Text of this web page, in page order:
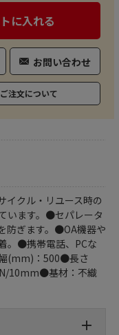
に入れる
お問い合わせ
注文について
クル・リユース時の
います。●セパレータ
防ぎます。●OA機器や
。●携帯電話、PCな
(mm)：500●長さ
10mm●基材：不織